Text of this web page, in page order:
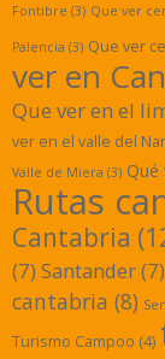
Fontibre (3) Que ver
Palencia (3) Que ver
ver en
Que ver en el
ver en el valle del
Valle de Miera (3) Qué
Rutas
Cantabria
(7) Santander(7)
cantabria (8)
Turismo Campoo (4)